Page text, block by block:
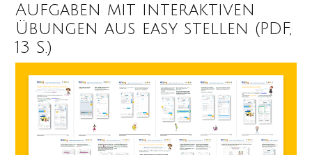
Aufgaben mit interaktiven
Übungen aus easy stellen (PDF,
13 S.)